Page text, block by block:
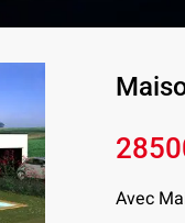
Avec